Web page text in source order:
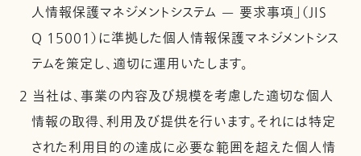
人情報保護マネジメントシステム — 要求事項」（JIS
Q 15001）に準拠した個人情報保護マネジメントシス
テムを策定し、適切に運用いたします。
2 当社は、事業の内容及び規模を考慮した適切な個人
情報の取得、利用及び提供を行います。それには特定
された利用目的の達成に必要な範囲を超えた個人情